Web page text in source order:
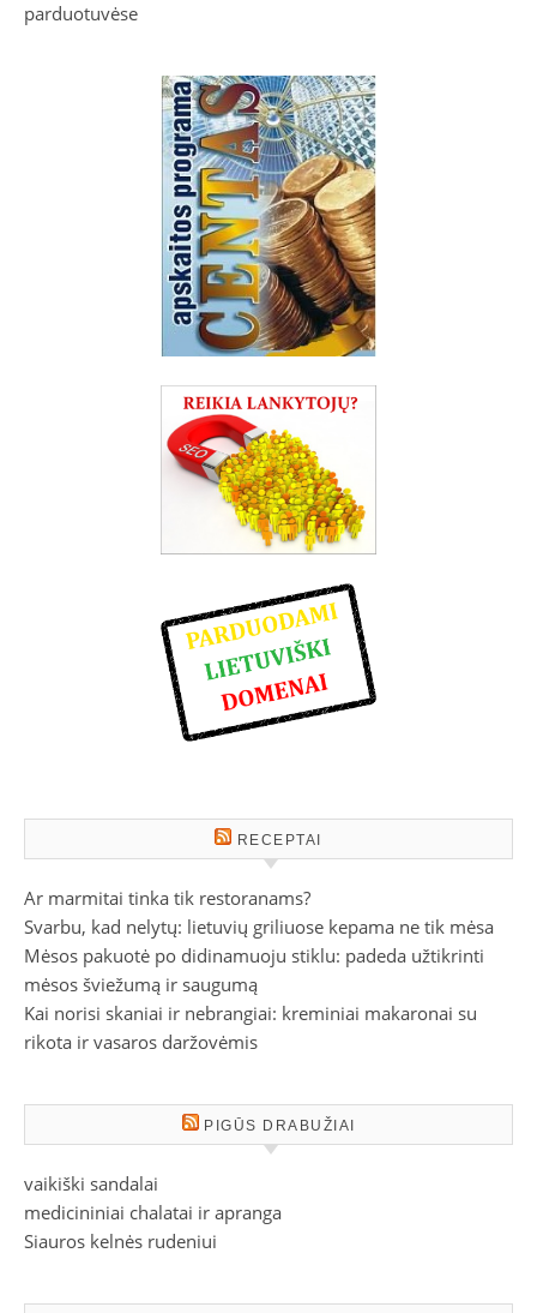
parduotuvėse
RECEPTAI
Ar marmitai tinka tik restoranams?
Svarbu, kad nelytų: lietuvių griliuose kepama ne tik mėsa
Mėsos pakuotė po didinamuoju stiklu: padeda užtikrinti
mėsos šviežumą ir saugumą
Kai norisi skaniai ir nebrangiai: kreminiai makaronai su
rikota ir vasaros daržovėmis
PIGŪS DRABUŽIAI
vaikiški sandalai
medicininiai chalatai ir apranga
Siauros kelnės rudeniui